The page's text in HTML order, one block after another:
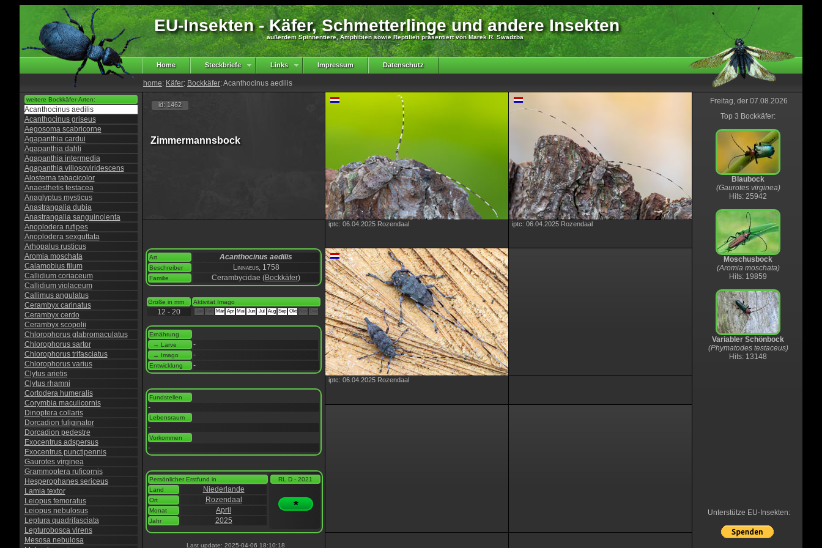
EU-Insekten - Käfer, Schmetterlinge und andere Insekten
außerdem Spinnentiere, Amphibien sowie Reptilien präsentiert von Marek R. Swadzba
Home Steckbriefe Links Impressum Datenschutz
home: Käfer: Bockkäfer: Acanthocinus aedilis
weitere Bockkäfer-Arten:
Acanthocinus aedilis
Acanthocinus griseus
Aegosoma scabricorne
Agapanthia cardui
Agapanthia dahli
Agapanthia intermedia
Agapanthia villosoviridescens
Alosterna tabacicolor
Anaesthetis testacea
Anaglyptus mysticus
Anastrangalia dubia
Anastrangalia sanguinolenta
Anoplodera rufipes
Anoplodera sexguttata
Arhopalus rusticus
Aromia moschata
Calamobius filum
Callidium coriaceum
Callidium violaceum
Callimus angulatus
Cerambyx carinatus
Cerambyx cerdo
Cerambyx scopolii
Chlorophorus glabromaculatus
Chlorophorus sartor
Chlorophorus trifasciatus
Chlorophorus varius
Clytus arietis
Clytus rhamni
Cortodera humeralis
Corymbia maculicornis
Dinoptera collaris
Dorcadion fuliginator
Dorcadion pedestre
Exocentrus adspersus
Exocentrus punctipennis
Gaurotes virginea
Grammoptera ruficornis
Hesperophanes sericeus
Lamia textor
Leiopus femoratus
Leiopus nebulosus
Leptura quadrifasciata
Lepturobosca virens
Mesosa nebulosa
id: 1462
Zimmermannsbock
Art Acanthocinus aedilis
Beschreiber Linnaeus, 1758
Familie Cerambycidae (Bockkäfer)
Größe in mm Aktivität Imago
12 - 20 Mär Apr Mai Jun Jul Aug Sep Okt
Ernährung
→ Larve
-
→ Imago -
Entwicklung -
Fundstellen
-
Lebensraum
-
Vorkommen
-
Persönlicher Erstfund in
Land
Niederlande
Ort Rozendaal
Monat April
Jahr 2025
RL D - 2021
*
Last update: 2025-04-06 18:10:18
iptc: 06.04.2025 Rozendaal
iptc: 06.04.2025 Rozendaal
iptc: 06.04.2025 Rozendaal
Freitag, der 07.08.2026
Top 3 Bockkäfer:
Blaubock
(Gaurotes virginea)
Hits: 25942
Moschusbock
(Aromia moschata)
Hits: 19859
Variabler Schönbock
(Phymatodes testaceus)
Hits: 13148
Unterstütze EU-Insekten: